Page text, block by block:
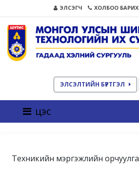
ЭЛСЭГЧ ХОЛБОО БАРИХ
ЭЛСЭЛТИЙН БҮРТГЭЛ
цэс
Техникийн мэргэжлийн орчуулга